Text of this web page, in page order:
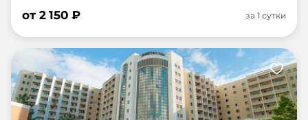
от 2 150 ₽ за 1 сутки